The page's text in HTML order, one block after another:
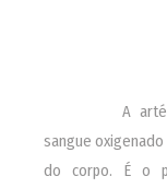
A
sangue
do corpo. É o